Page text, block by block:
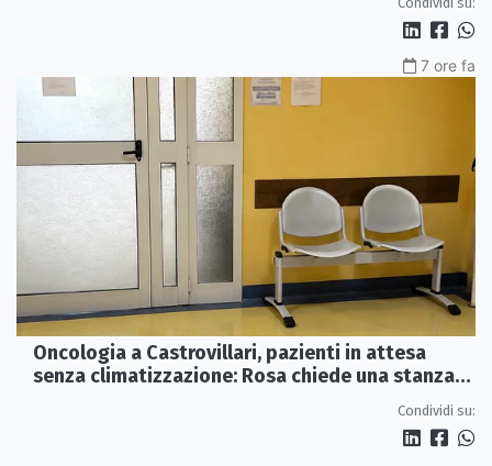
7 ore fa
Oncologia a Castrovillari, pazienti in attesa
senza climatizzazione: Rosa chiede una stanza
Condividi su: